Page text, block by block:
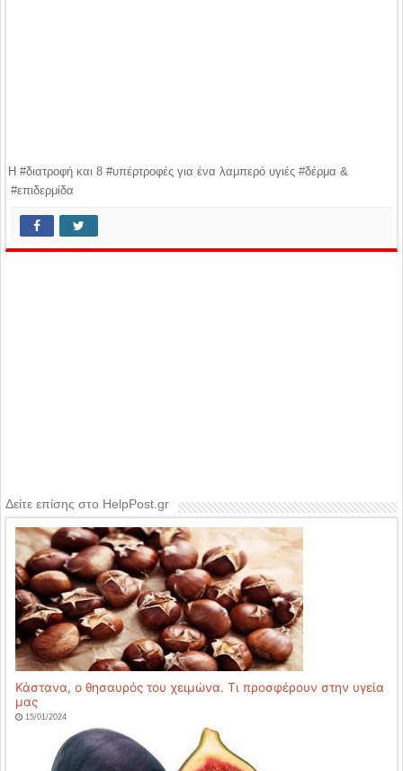
Η #διατροφή και 8 #υπέρτροφές για ένα λαμπερό υγιές #δέρμα &
#επιδερμίδα
Δείτε επίσης στο HelpPost.gr
Κάστανα, ο θησαυρός του χειμώνα. Τι προσφέρουν στην υγεία
μας
15/01/2024